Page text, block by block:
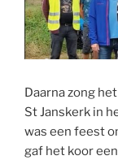
Daarna zong het
St Janskerk in
was een feest
gaf het koor